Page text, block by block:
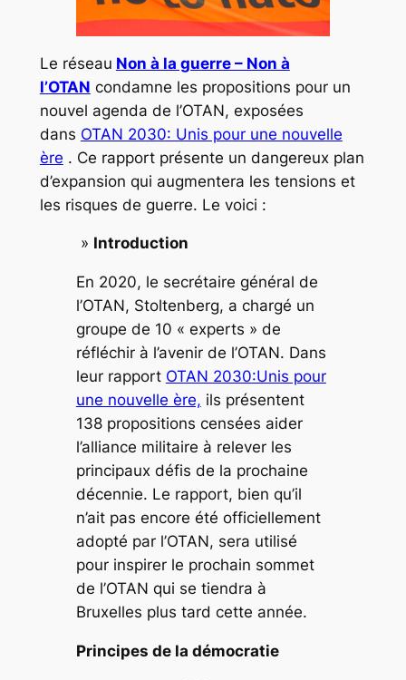
Le réseau Non à la guerre – Non à
l’OTAN condamne les propositions pour un
nouvel agenda de l’OTAN, exposées
dans OTAN 2030: Unis pour une nouvelle
ère . Ce rapport présente un dangereux plan
d’expansion qui augmentera les tensions et
les risques de guerre. Le voici :
» Introduction
En 2020, le secrétaire général de
l’OTAN, Stoltenberg, a chargé un
groupe de 10 « experts » de
réfléchir à l’avenir de l’OTAN. Dans
leur rapport OTAN 2030:Unis pour
une nouvelle ère, ils présentent
138 propositions censées aider
l’alliance militaire à relever les
principaux défis de la prochaine
décennie. Le rapport, bien qu’il
n’ait pas encore été officiellement
adopté par l’OTAN, sera utilisé
pour inspirer le prochain sommet
de l’OTAN qui se tiendra à
Bruxelles plus tard cette année.
Principes de la démocratie